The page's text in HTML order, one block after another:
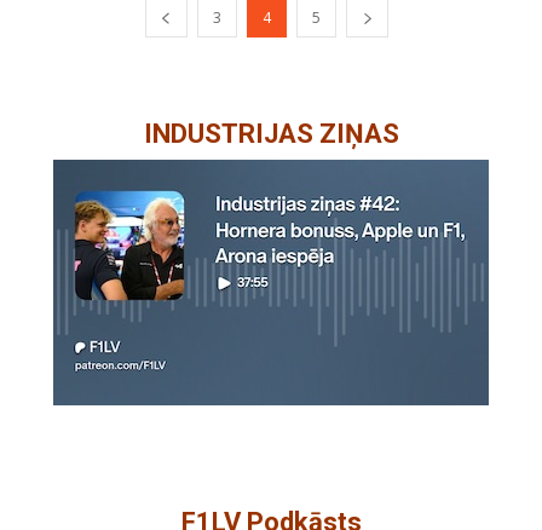
3 4 5
INDUSTRIJAS ZIŅAS
F1LV Podkāsts